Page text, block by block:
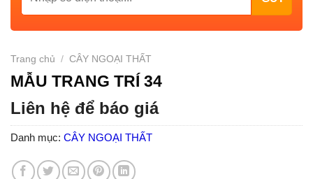
Trang chủ / CÂY NGOẠI THẤT
MẪU TRANG TRÍ 34
Liên hệ để báo giá
Danh mục: CÂY NGOẠI THẤT